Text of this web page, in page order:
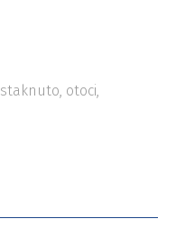
Istaknuto, otoci,